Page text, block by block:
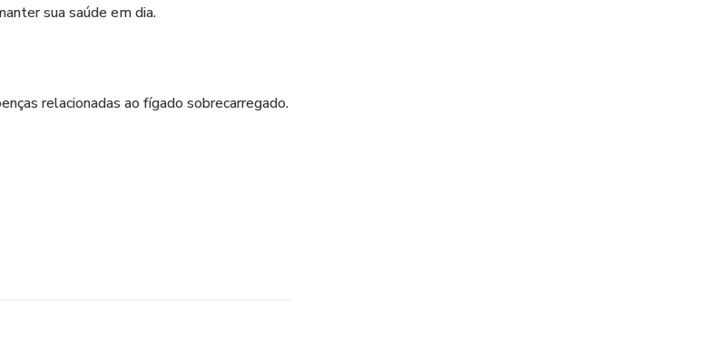
sua saúde em dia.
relacionadas ao fígado sobrecarregado.